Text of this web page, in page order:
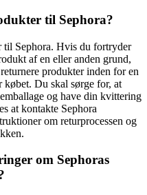
til Sephora?
til Sephora. Hvis du fortryder
af en eller anden grund,
produkter inden for en
købet. Du skal sørge for, at
og have din kvittering
at kontakte Sephora
om returprocessen og
om Sephoras